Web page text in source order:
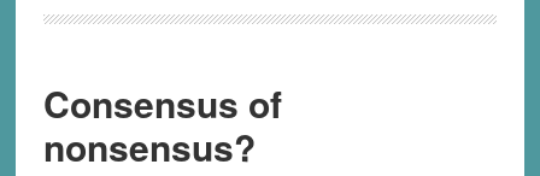
Consensus of
nonsensus?